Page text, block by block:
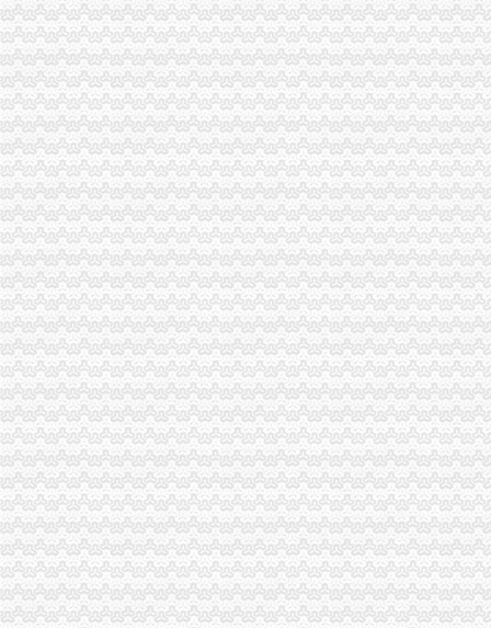
东城区公司税务注销办理流程,解决工商税务疑难-久久信息网
【税务注销信息】赶集网